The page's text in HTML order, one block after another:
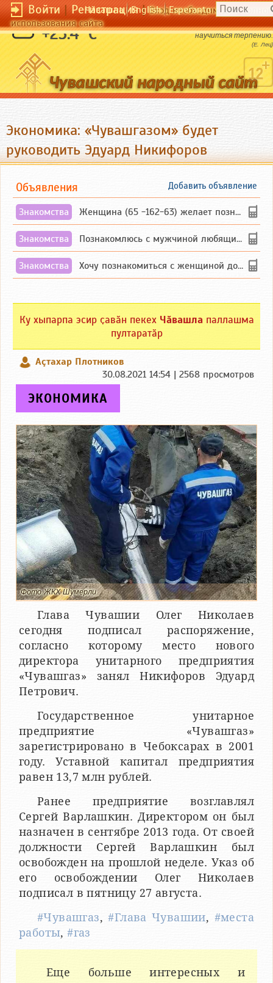
Войти|Регистрация|Вход необходим для
использования сайта
Чӑвашла English Esperanto
+25.4 °C
Нужно быть терпеливым, чтобы
научиться терпению.
(Е. Лец)
Экономика: «Чувашгазом» будет
руководить Эдуард Никифоров
Добавить объявление
Объявления
Знакомства Женщина (65 -162-63) желает познакомиться с одиноким, добродушным, без вредных ...
Знакомства Познакомлюсь с мужчиной любящим танцевать и петь на родном чувашском языке
Знакомства Хочу познакомиться с женщиной до 55 лет чувашской или русской национальности дл...
Ку хыпарпа эсир ҫавӑн пекех Чӑвашла паллашма
пултаратӑр
Аçтахар Плотников
30.08.2021 14:54 | 2568 просмотров
ЭКОНОМИКА
Фото ЖКХ Шумерли
Глава Чувашии Олег Николаев
сегодня подписал распоряжение,
согласно которому место нового
директора унитарного предприятия
«Чувашгаз» занял Никифоров Эдуард
Петрович.
Государственное унитарное
предприятие «Чувашгаз»
зарегистрировано в Чебоксарах в 2001
году. Уставной капитал предприятия
равен 13,7 млн рублей.
Ранее предприятие возглавлял
Сергей Варлашкин. Директором он был
назначен в сентябре 2013 года. От своей
должности Сергей Варлашкин был
освобожден на прошлой неделе. Указ об
его освобождении Олег Николаев
подписал в пятницу 27 августа.
#Чувашгаз,#Глава Чувашии, #места
работы,#газ
Еще больше интересных и